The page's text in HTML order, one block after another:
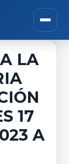
Abrir
LA
17
A